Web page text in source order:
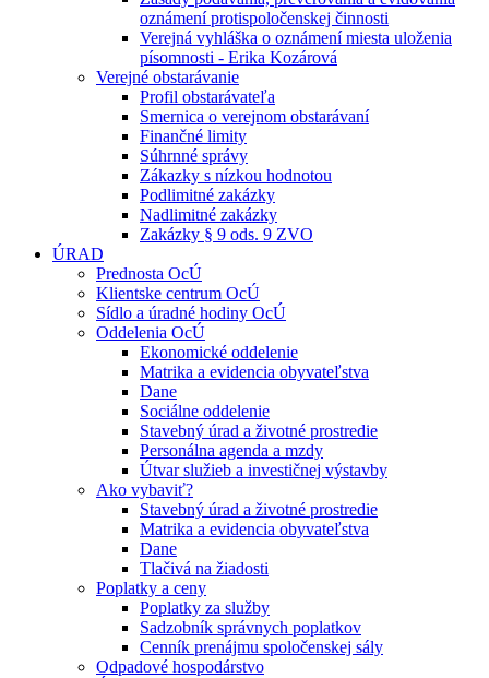
oznámení protispoločenskej činnosti
Verejná vyhláška o oznámení miesta uloženia
písomnosti - Erika Kozárová
Verejné obstarávanie
Profil obstarávateľa
Smernica o verejnom obstarávaní
Finančné limity
Súhrnné správy
Zákazky s nízkou hodnotou
Podlimitné zakázky
Nadlimitné zakázky
Zakázky § 9 ods. 9 ZVO
ÚRAD
Prednosta OcÚ
Klientske centrum OcÚ
Sídlo a úradné hodiny OcÚ
Oddelenia OcÚ
Ekonomické oddelenie
Matrika a evidencia obyvateľstva
Dane
Sociálne oddelenie
Stavebný úrad a životné prostredie
Personálna agenda a mzdy
Útvar služieb a investičnej výstavby
Ako vybaviť?
Stavebný úrad a životné prostredie
Matrika a evidencia obyvateľstva
Dane
Tlačivá na žiadosti
Poplatky a ceny
Poplatky za služby
Sadzobník správnych poplatkov
Cenník prenájmu spoločenskej sály
Odpadové hospodárstvo